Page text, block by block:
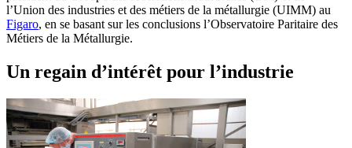
l’Union des industries et des métiers de la métallurgie (UIMM) au
Figaro, en se basant sur les conclusions l’Observatoire Paritaire des
Métiers de la Métallurgie.
Un regain d’intérêt pour l’industrie